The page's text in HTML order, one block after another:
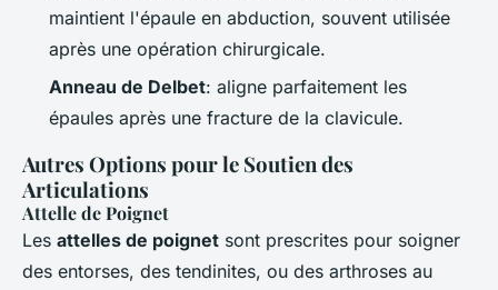
maintient l'épaule en abduction, souvent utilisée
après une opération chirurgicale.
Anneau de Delbet: aligne parfaitement les
épaules après une fracture de la clavicule.
Autres Options pour le Soutien des
Articulations
Attelle de Poignet
Les attelles de poignet sont prescrites pour soigner
des entorses, des tendinites, ou des arthroses au